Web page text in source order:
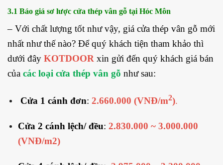
3.1 Báo giá sơ lược cửa thép vân gỗ tại Hóc Môn
– Với chất lượng tốt như vậy, giá cửa thép vân gỗ mới
nhất như thế nào? Để quý khách tiện tham khảo thì
dưới đây KOTDOOR xin gửi đến quý khách giá bán
của các loại cửa thép vân gỗ như sau:
Cửa 1 cánh đơn: 2.660.000 (VNĐ/m2).
Cửa 2 cánh lệch/ đều: 2.830.000 ~ 3.000.000
(VNĐ/m2)